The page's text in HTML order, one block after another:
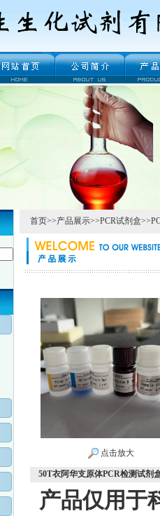
首页>>产品展示>>PCR试剂盒>>
点击放大
50T衣阿华支原体PCR检测试剂
产品仅用于